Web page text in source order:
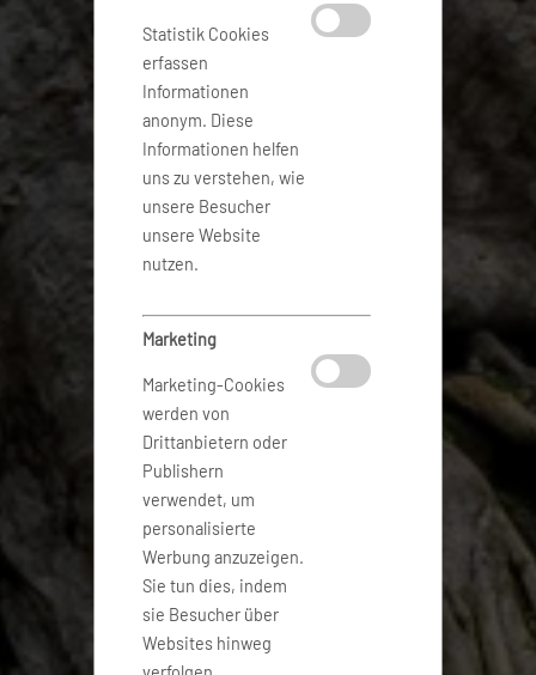
Statistik Cookies
erfassen
Informationen
anonym. Diese
Informationen helfen
uns zu verstehen, wie
unsere Besucher
unsere Website
nutzen.
Marketing
Marketing-Cookies
werden von
Drittanbietern oder
Publishern
verwendet, um
personalisierte
Werbung anzuzeigen.
Sie tun dies, indem
sie Besucher über
Websites hinweg